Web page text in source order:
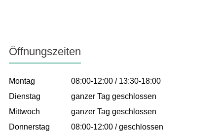
Öffnungszeiten
Montag
08:00-12:00 / 13:30-18:00
Dienstag
ganzer Tag geschlossen
Mittwoch
ganzer Tag geschlossen
Donnerstag
08:00-12:00 / geschlossen